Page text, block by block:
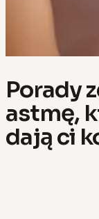
Porady
astmę,
dają ci